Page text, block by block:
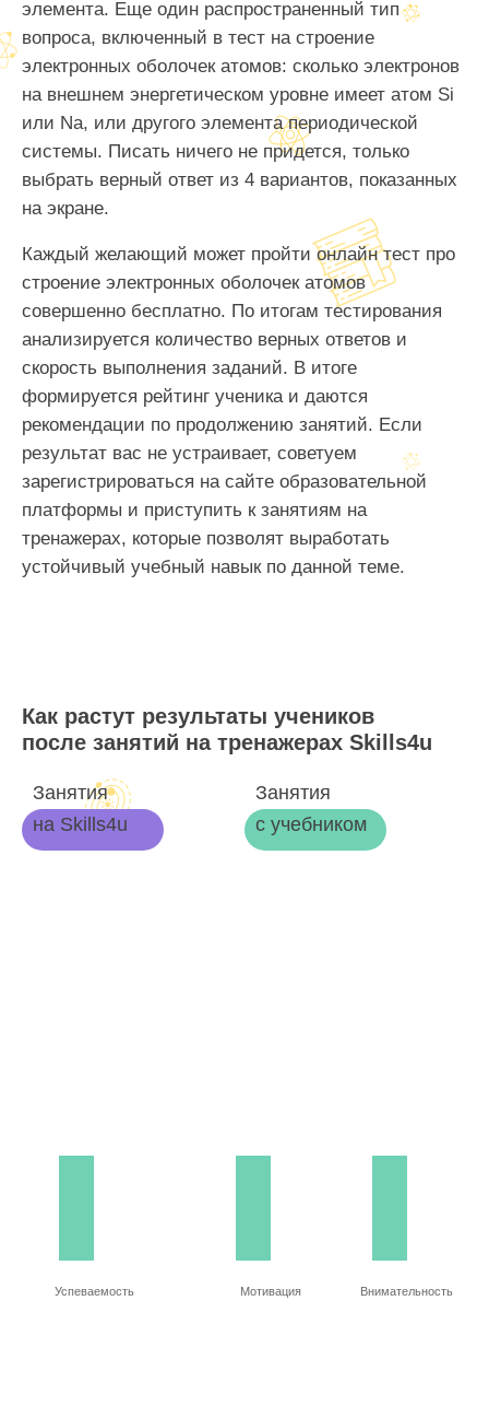
элемента. Еще один распространенный тип
вопроса, включенный в тест на строение
электронных оболочек атомов: сколько электронов
на внешнем энергетическом уровне имеет атом Si
или Na, или другого элемента периодической
системы. Писать ничего не придется, только
выбрать верный ответ из 4 вариантов, показанных
на экране.
Каждый желающий может пройти онлайн тест про
строение электронных оболочек атомов
совершенно бесплатно. По итогам тестирования
анализируется количество верных ответов и
скорость выполнения заданий. В итоге
формируется рейтинг ученика и даются
рекомендации по продолжению занятий. Если
результат вас не устраивает, советуем
зарегистрироваться на сайте образовательной
платформы и приступить к занятиям на
тренажерах, которые позволят выработать
устойчивый учебный навык по данной теме.
Как растут результаты учеников
после занятий на тренажерах Skills4u
Занятия
на Skills4u
Занятия
с учебником
Успеваемость Мотивация Внимательность